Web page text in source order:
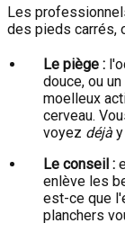
Les
des pieds carrés,
Le piège :
douce, ou
moelleux
cerveau.
voyez déjà
Le conseil :
enlève les
est-ce que
planchers